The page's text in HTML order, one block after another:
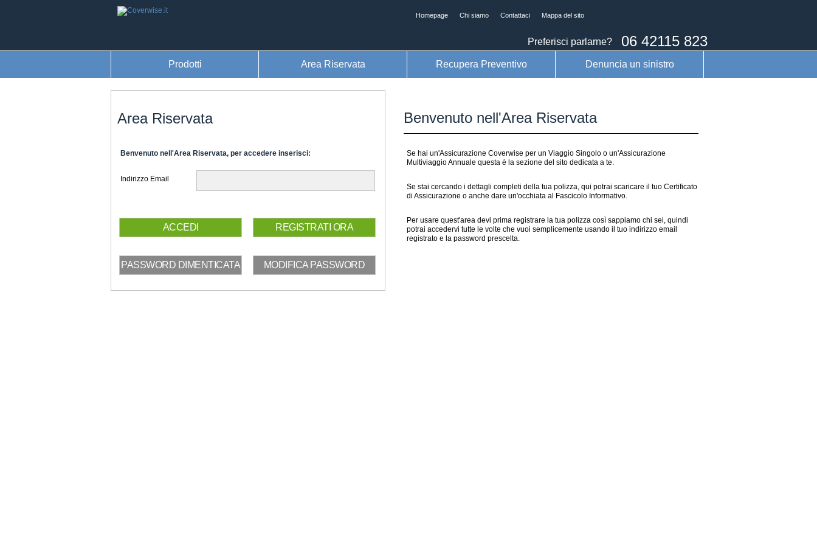
Homepage Chi siamo Contattaci Mappa del sito
06 42115 823
Preferisci parlarne?
Prodotti Area Riservata Recupera Preventivo Denuncia un sinistro
Area Riservata
Benvenuto nell'Area Riservata, per accedere inserisci:
Indirizzo Email
ACCEDI REGISTRATI ORA
PASSWORD DIMENTICATA MODIFICA PASSWORD
Benvenuto nell'Area Riservata
Se hai un'Assicurazione Coverwise per un Viaggio Singolo o un'Assicurazione
Multiviaggio Annuale questa è la sezione del sito dedicata a te.
Se stai cercando i dettagli completi della tua polizza, qui potrai scaricare il tuo Certificato
di Assicurazione o anche dare un'occhiata al Fascicolo Informativo.
Per usare quest'area devi prima registrare la tua polizza così sappiamo chi sei, quindi
potrai accedervi tutte le volte che vuoi semplicemente usando il tuo indirizzo email
registrato e la password prescelta.